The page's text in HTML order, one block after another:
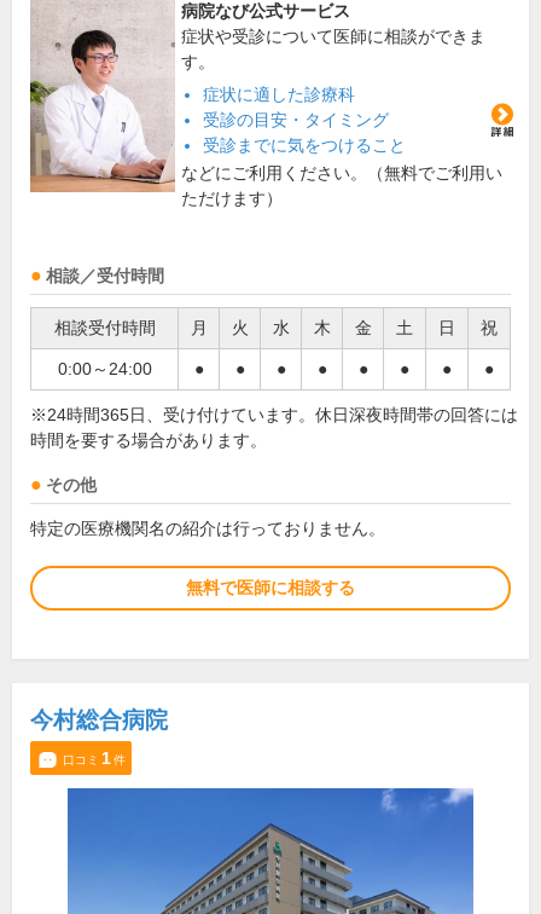
病院なび公式サービス
症状や受診について医師に相談ができま
す。
症状に適した診療科
受診の目安・タイミング
受診までに気をつけること
などにご利用ください。（無料でご利用い
ただけます）
相談／受付時間
相談受付時間 月 火 水 木 金 土 日 祝
0:00～24:00 ● ● ● ● ● ● ● ●
※24時間365日、受け付けています。休日深夜時間帯の回答には
時間を要する場合があります。
その他
特定の医療機関名の紹介は行っておりません。
無料で医師に相談する
今村総合病院
口コミ 1件